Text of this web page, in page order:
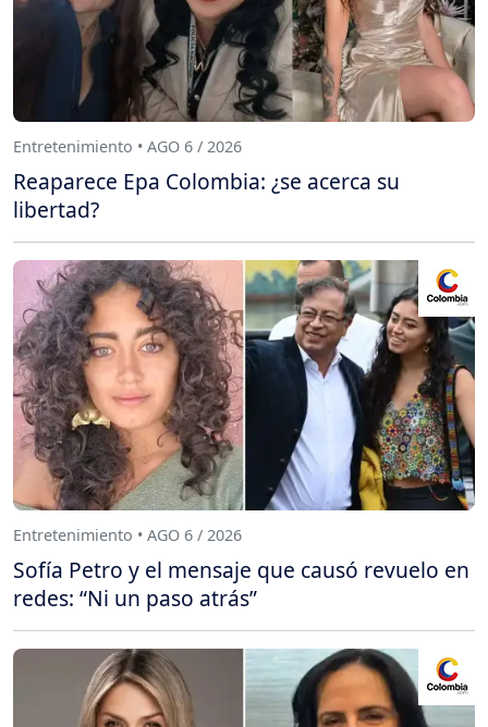
Entretenimiento • AGO 6 / 2026
Reaparece Epa Colombia: ¿se acerca su
libertad?
Entretenimiento • AGO 6 / 2026
Sofía Petro y el mensaje que causó revuelo en
redes: “Ni un paso atrás”